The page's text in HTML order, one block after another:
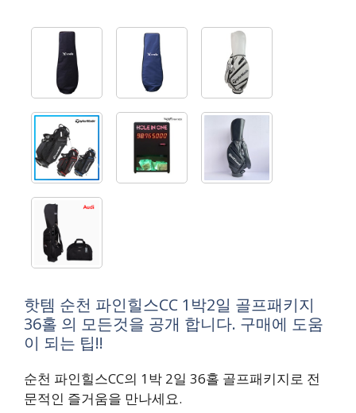
핫템 순천 파인힐스CC 1박2일 골프패키지
36홀 의 모든것을 공개 합니다. 구매에 도움
이 되는 팁!!
순천 파인힐스CC의 1박 2일 36홀 골프패키지로 전
문적인 즐거움을 만나세요.